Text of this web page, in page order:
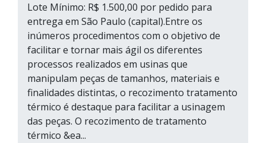
Lote Mínimo: R$ 1.500,00 por pedido para
entrega em São Paulo (capital).Entre os
inúmeros procedimentos com o objetivo de
facilitar e tornar mais ágil os diferentes
processos realizados em usinas que
manipulam peças de tamanhos, materiais e
finalidades distintas, o recozimento tratamento
térmico é destaque para facilitar a usinagem
das peças. O recozimento de tratamento
térmico &ea...